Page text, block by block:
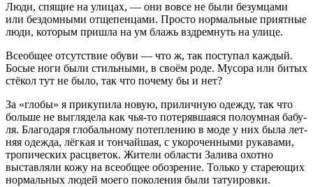
Люди, спя­щие на ули­цах, — они вовсе не были безум­ца­ми
или без­дом­ны­ми отще­пен­ца­ми. Про­сто нор­маль­ные при­ят­ные
люди, кото­рым при­шла на ум блажь вздрем­нуть на улице.
Все­об­щее отсут­ствие обу­ви — что ж, так посту­пал каж­дый.
Босые ноги были стиль­ны­ми, в сво­ём роде. Мусо­ра или битых
стё­кол тут не было, так что поче­му бы и нет?
За «гло­бы» я при­ку­пи­ла новую, при­лич­ную одеж­ду, так что
боль­ше не выгля­де­ла как чья-то поте­ряв­ша­я­ся поло­ум­ная бабу­
ля. Бла­го­да­ря гло­баль­но­му потеп­ле­нию в моде у них была лет­
няя одеж­да, лёг­кая и тон­чай­шая, с уко­ро­чен­ны­ми рука­ва­ми,
тро­пи­че­ских рас­цве­ток. Жите­ли обла­сти Зали­ва охот­но
выстав­ля­ли кожу на все­об­щее обо­зре­ние. Толь­ко у ста­ре­ю­щих
нор­маль­ных людей мое­го поко­ле­ния были татуировки.